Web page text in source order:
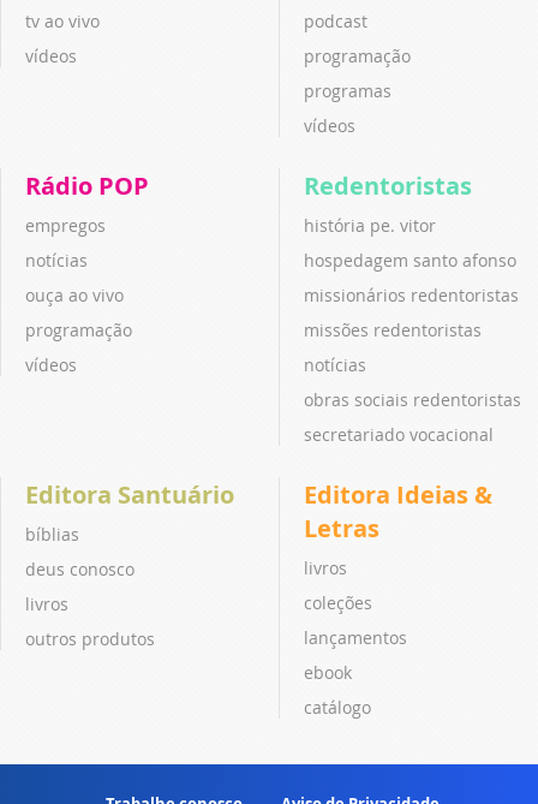
tv ao vivo
vídeos
podcast
programação
programas
vídeos
Rádio POP
empregos
notícias
ouça ao vivo
programação
vídeos
Redentoristas
história pe. vitor
hospedagem santo afonso
missionários redentoristas
missões redentoristas
notícias
obras sociais redentoristas
secretariado vocacional
Editora Santuário
bíblias
deus conosco
livros
outros produtos
Editora Ideias &
Letras
livros
coleções
lançamentos
ebook
catálogo